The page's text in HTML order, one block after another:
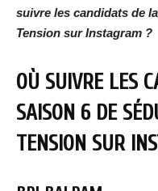
suivre les candidats de
Tension sur Instagram ?
OÙ SUIVRE LES
SAISON 6 DE
TENSION SUR